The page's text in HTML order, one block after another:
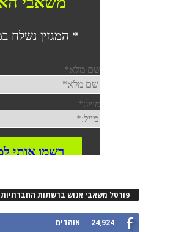
פורטל משאבי אנוש ברשתות החברתיות
24,924 אוהדים